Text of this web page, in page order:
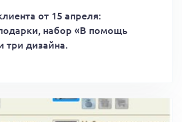
от 15 апреля:
набор «В помощь
три дизайна.